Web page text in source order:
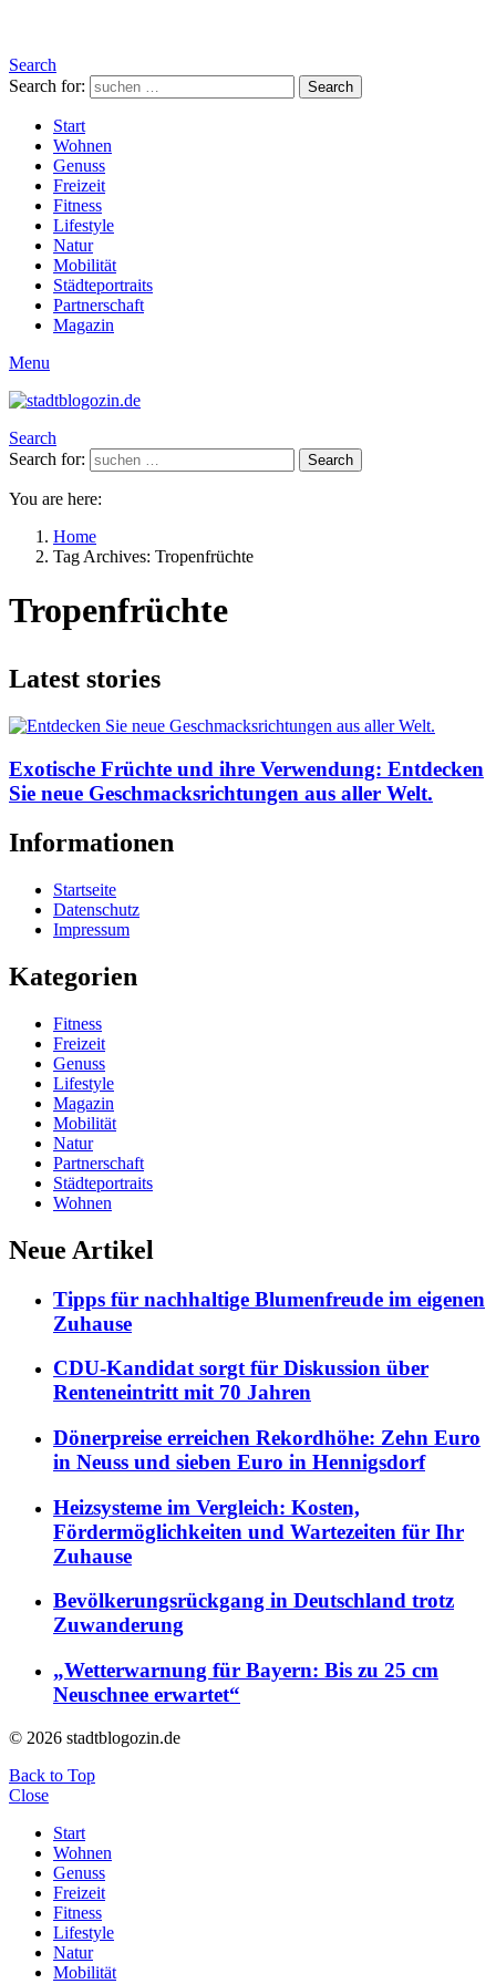
Search
Search for:
Search
Start
Wohnen
Genuss
Freizeit
Fitness
Lifestyle
Natur
Mobilität
Städteportraits
Partnerschaft
Magazin
Menu
Search
Search for:
Search
You are here:
Home
Tag Archives: Tropenfrüchte
Tropenfrüchte
Latest stories
Exotische Früchte und ihre Verwendung: Entdecken
Sie neue Geschmacksrichtungen aus aller Welt.
Informationen
Startseite
Datenschutz
Impressum
Kategorien
Fitness
Freizeit
Genuss
Lifestyle
Magazin
Mobilität
Natur
Partnerschaft
Städteportraits
Wohnen
Neue Artikel
Tipps für nachhaltige Blumenfreude im eigenen
Zuhause
CDU-Kandidat sorgt für Diskussion über
Renteneintritt mit 70 Jahren
Dönerpreise erreichen Rekordhöhe: Zehn Euro
in Neuss und sieben Euro in Hennigsdorf
Heizsysteme im Vergleich: Kosten,
Fördermöglichkeiten und Wartezeiten für Ihr
Zuhause
Bevölkerungsrückgang in Deutschland trotz
Zuwanderung
„Wetterwarnung für Bayern: Bis zu 25 cm
Neuschnee erwartet“
© 2026 stadtblogozin.de
Back to Top
Close
Start
Wohnen
Genuss
Freizeit
Fitness
Lifestyle
Natur
Mobilität